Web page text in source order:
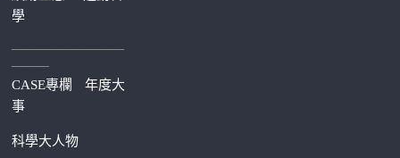
學
—————————
———
CASE專欄
年度大
事
科學大人物